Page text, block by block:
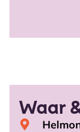
Waar